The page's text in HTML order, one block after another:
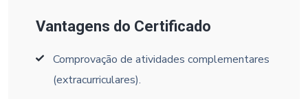
Vantagens do Certificado
Comprovação de atividades complementares
(extracurriculares).